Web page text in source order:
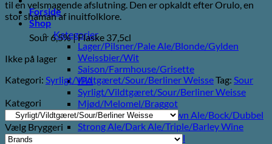
Forside
Shop
Kategorier
Lager/Pilsner/Pale Ale/Blonde/Gylden
Weissbier/Wit
Saison/Farmhouse/Grisette
IPA
Syrligt/Vildtgæret/Sour/Berliner Weisse
Mjød/Melomel/Braggot
Red Ale/Amber Ale/Brown Ale/Bock/Dubbel
Strong Ale/Dark Ale/Triple/Barley Wine
Porter/Stouts/Quadrupel
til en velsmagende afslutning. Den er opkaldt efter Orulo, en
stor shaman af inuitfolklore.
Sour 6,5% | Flaske 37,5cl
Ikke på lager
Kategori: Syrligt/Vildtgæret/Sour/Berliner WeisseTag: Sour
Kategori
Vælg Bryggeri